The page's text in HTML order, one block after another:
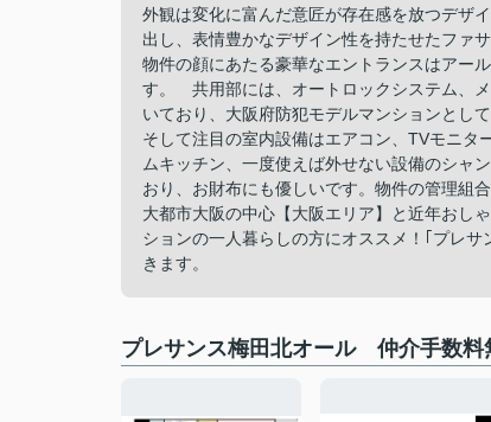
外観は変化に富んだ意匠が存在感を放つデザ
出し、表情豊かなデザイン性を持たせたファ
物件の顔にあたる豪華なエントランスはアー
す。 共用部には、オートロックシステム、
いており、大阪府防犯モデルマンションとし
そして注目の室内設備はエアコン、TVモニタ
ムキッチン、一度使えば外せない設備のシャ
おり、お財布にも優しいです。物件の管理組
大都市大阪の中心【大阪エリア】と近年おし
ションの一人暮らしの方にオススメ！｢プレ
きます。
プレサンス梅田北オール 仲介手数料